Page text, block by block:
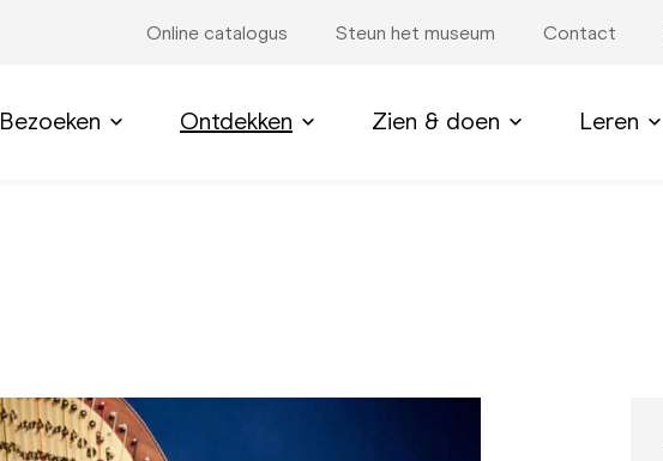
Online catalogus Steun het museum Contact
Bezoeken Ontdekken Zien & doen Leren